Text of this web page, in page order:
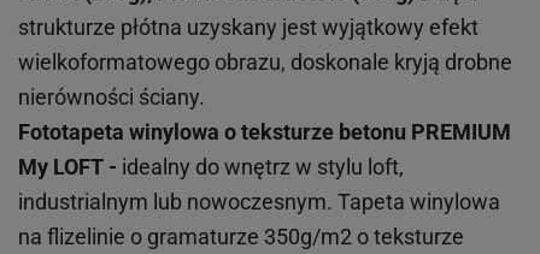
strukturze płótna uzyskany jest wyjątkowy efekt
wielkoformatowego obrazu, doskonale kryją drobne
nierówności ściany.
Fototapeta winylowa oteksturze betonu PREMIUM
My LOFT - idealny do wnętrz w stylu loft,
industrialnym lub nowoczesnym. Tapeta winylowa
na flizelinie o gramaturze 350g/m2 o teksturze